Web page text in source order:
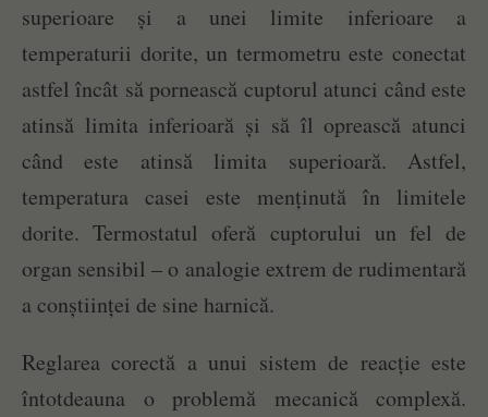
superioare și a unei limite inferioare a
temperaturii dorite, un termometru este conectat
astfel încât să pornească cuptorul atunci când este
atinsă limita inferioară și să îl oprească atunci
când este atinsă limita superioară. Astfel,
temperatura casei este menținută în limitele
dorite. Termostatul oferă cuptorului un fel de
organ sensibil – o analogie extrem de rudimentară
a conștiinței de sine harnică.
Reglarea corectă a unui sistem de reacție este
întotdeauna o problemă mecanică complexă.